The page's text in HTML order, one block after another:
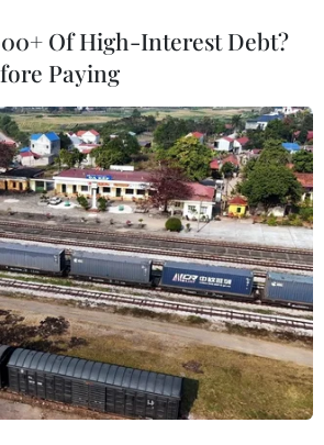
Ukraine Volodymyr
khu vực miền Đông. Tại đây,
các cựu binh có vũ trang tìm
động rút quân./.
(Vietnam+)
Of High-Interest Debt?
Paying